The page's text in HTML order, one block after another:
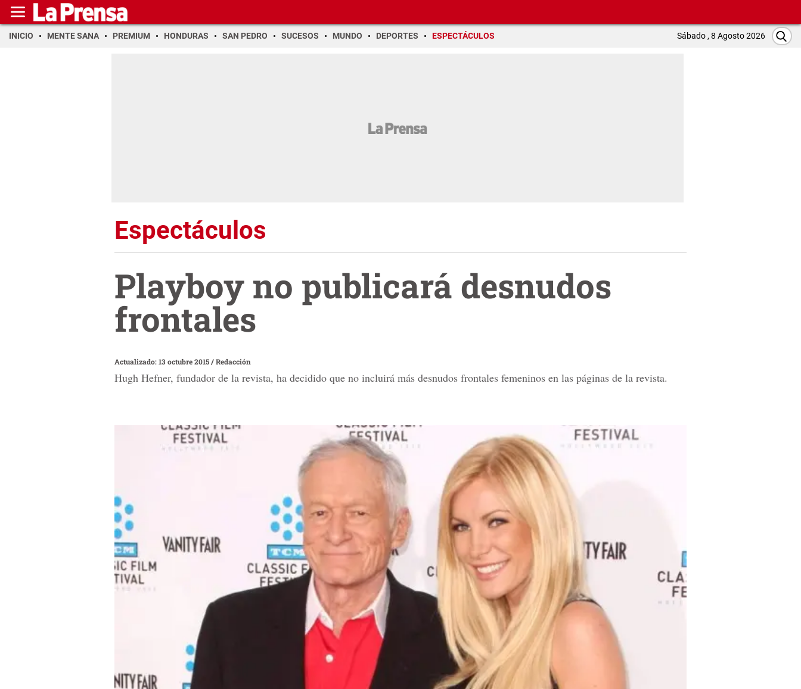
INICIO MENTE SANA PREMIUM HONDURAS SAN PEDRO SUCESOS MUNDO DEPORTES ESPECTÁCULOS Sábado , 8 Agosto 2026
Espectáculos
Playboy no publicará desnudos
frontales
Actualizado: 13 octubre 2015/Redacción
Hugh Hefner, fundador de la revista, ha decidido que no incluirá más desnudos frontales femeninos en las páginas de la revista.